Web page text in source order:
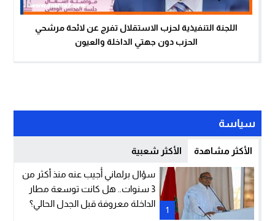
اللجنة التنفيذية لحزب الاستقلال تفرج عن لائحة مرشحي
الحزب دون جهتي الداخلة والعيون
سياسة
الأكثر مشاهدة الأكثر شعبية
1
سؤال برلماني أُجيب عنه منذ أكثر من
3 سنوات.. هل كانت توسعة مطار
الداخلة معروفة قبل الجدل الحالي؟